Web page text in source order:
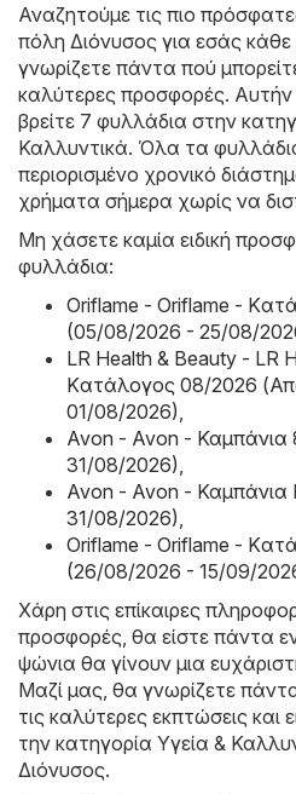
Αναζητούμε τις πιο
πόλη Διόνυσος για εσάς
γνωρίζετε πάντα πού
καλύτερες προσφορές. Αυτήν
βρείτε 7 φυλλάδια στην
Καλλυντικά. Όλα τα
περιορισμένο χρονικό
χρήματα σήμερα χωρίς να
Μη χάσετε καμία ειδική
φυλλάδια:
Oriflame - Oriflame -
(05/08/2026 - 25/08/
LR Health & Beauty - LR
Kατάλογος 08/2026
01/08/2026)
Avon - Avon -
31/08/2026)
Avon - Avon -
31/08/2026)
Oriflame - Oriflame -
(26/08/2026 - 15/09/
Χάρη στις επίκαιρες
προσφορές, θα είστε πάντα
ψώνια θα γίνουν μια
Μαζί μας, θα γνωρίζετε
τις καλύτερες εκπτώσεις και
την κατηγορία Υγεία &
Διόνυσος.